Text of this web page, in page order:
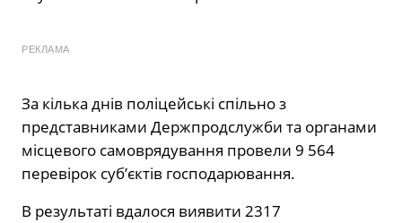
РЕКЛАМА
За кілька днів поліцейські спільно з
представниками Держпродслужби та органами
місцевого самоврядування провели 9 564
перевірок суб’єктів господарювання.
В результаті вдалося виявити 2317